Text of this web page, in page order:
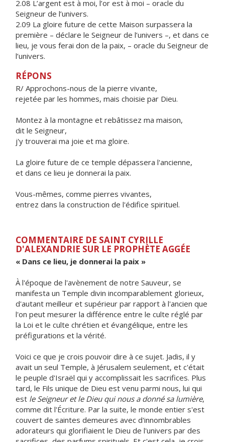
2.08 L’argent est à moi, l’or est à moi – oracle du
Seigneur de l’univers.
2.09 La gloire future de cette Maison surpassera la
première – déclare le Seigneur de l’univers –, et dans ce
lieu, je vous ferai don de la paix, – oracle du Seigneur de
l’univers.
RÉPONS
R/ Approchons-nous de la pierre vivante,
rejetée par les hommes, mais choisie par Dieu.
Montez à la montagne et rebâtissez ma maison,
dit le Seigneur,
j'y trouverai ma joie et ma gloire.
La gloire future de ce temple dépassera l'ancienne,
et dans ce lieu je donnerai la paix.
Vous-mêmes, comme pierres vivantes,
entrez dans la construction de l'édifice spirituel.
COMMENTAIRE DE SAINT CYRILLE
D'ALEXANDRIE SUR LE PROPHÈTE AGGÉE
« Dans ce lieu, je donnerai la paix »
À l'époque de l'avènement de notre Sauveur, se
manifesta un Temple divin incomparablement glorieux,
d'autant meilleur et supérieur par rapport à l'ancien que
l'on peut mesurer la différence entre le culte réglé par
la Loi et le culte chrétien et évangélique, entre les
préfigurations et la vérité.
Voici ce que je crois pouvoir dire à ce sujet. Jadis, il y
avait un seul Temple, à Jérusalem seulement, et c'était
le peuple d'Israël qui y accomplissait les sacrifices. Plus
tard, le Fils unique de Dieu est venu parmi nous, lui qui
est le Seigneur et le Dieu qui nous a donné sa lumière,
comme dit l'Écriture. Par la suite, le monde entier s'est
couvert de saintes demeures avec d'innombrables
adorateurs qui glorifiaient le Dieu de l'univers par des